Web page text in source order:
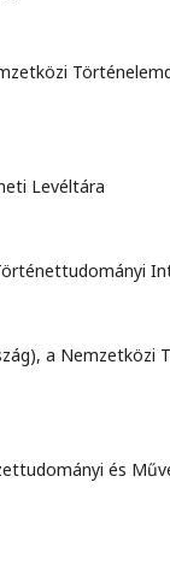
Levéltára
a Nemzetközi
és